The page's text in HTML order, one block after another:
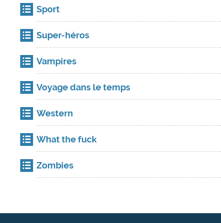
Sport
Super-héros
Vampires
Voyage dans le temps
Western
What the fuck
Zombies